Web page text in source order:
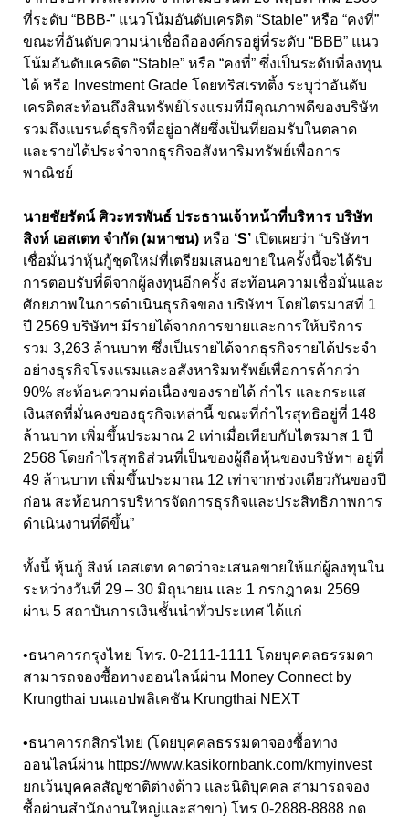
ที่ระดับ “BBB-” แนวโน้มอันดับเครดิต “Stable” หรือ “คงที่”
ขณะที่อันดับความน่าเชื่อถือองค์กรอยู่ที่ระดับ “BBB” แนว
โน้มอันดับเครดิต “Stable” หรือ “คงที่” ซึ่งเป็นระดับที่ลงทุน
ได้ หรือ Investment Grade โดยทริสเรทติ้ง ระบุว่าอันดับ
เครดิตสะท้อนถึงสินทรัพย์โรงแรมที่มีคุณภาพดีของบริษัท
รวมถึงแบรนด์ธุรกิจที่อยู่อาศัยซึ่งเป็นที่ยอมรับในตลาด
และรายได้ประจำจากธุรกิจอสังหาริมทรัพย์เพื่อการ
พาณิชย์
นายชัยรัตน์ ศิวะพรพันธ์ ประธานเจ้าหน้าที่บริหาร บริษัท
สิงห์ เอสเตท จำกัด (มหาชน) หรือ ‘S’ เปิดเผยว่า “บริษัทฯ
เชื่อมั่นว่าหุ้นกู้ชุดใหม่ที่เตรียมเสนอขายในครั้งนี้จะได้รับ
การตอบรับที่ดีจากผู้ลงทุนอีกครั้ง สะท้อนความเชื่อมั่นและ
ศักยภาพในการดำเนินธุรกิจของ บริษัทฯ โดยไตรมาสที่ 1
ปี 2569 บริษัทฯ มีรายได้จากการขายและการให้บริการ
รวม 3,263 ล้านบาท ซึ่งเป็นรายได้จากธุรกิจรายได้ประจำ
อย่างธุรกิจโรงแรมและอสังหาริมทรัพย์เพื่อการค้ากว่า
90% สะท้อนความต่อเนื่องของรายได้ กำไร และกระแส
เงินสดที่มั่นคงของธุรกิจเหล่านี้ ขณะที่กำไรสุทธิอยู่ที่ 148
ล้านบาท เพิ่มขึ้นประมาณ 2 เท่าเมื่อเทียบกับไตรมาส 1 ปี
2568 โดยกำไรสุทธิส่วนที่เป็นของผู้ถือหุ้นของบริษัทฯ อยู่ที่
49 ล้านบาท เพิ่มขึ้นประมาณ 12 เท่าจากช่วงเดียวกันของปี
ก่อน สะท้อนการบริหารจัดการธุรกิจและประสิทธิภาพการ
ดำเนินงานที่ดีขึ้น”
ทั้งนี้ หุ้นกู้ สิงห์ เอสเตท คาดว่าจะเสนอขายให้แก่ผู้ลงทุนใน
ระหว่างวันที่ 29 – 30 มิถุนายน และ 1 กรกฎาคม 2569
ผ่าน 5 สถาบันการเงินชั้นนำทั่วประเทศ ได้แก่
•ธนาคารกรุงไทย โทร. 0-2111-1111 โดยบุคคลธรรมดา
สามารถจองซื้อทางออนไลน์ผ่าน Money Connect by
Krungthai บนแอปพลิเคชัน Krungthai NEXT
•ธนาคารกสิกรไทย (โดยบุคคลธรรมดาจองซื้อทาง
ออนไลน์ผ่าน https://www.kasikornbank.com/kmyinvest
ยกเว้นบุคคลสัญชาติต่างด้าว และนิติบุคคล สามารถจอง
ซื้อผ่านสำนักงานใหญ่และสาขา) โทร 0-2888-8888 กด